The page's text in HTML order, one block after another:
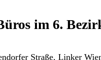
im 6.
Straße, Linker